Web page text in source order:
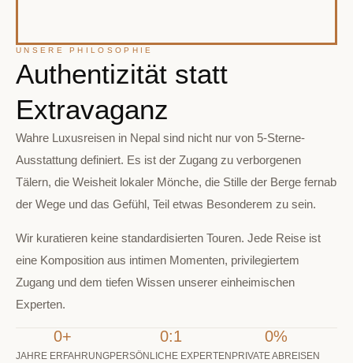
UNSERE PHILOSOPHIE
Authentizität statt
Extravaganz
Wahre Luxusreisen in Nepal sind nicht nur von 5-Sterne-
Ausstattung definiert. Es ist der Zugang zu verborgenen
Tälern, die Weisheit lokaler Mönche, die Stille der Berge fernab
der Wege und das Gefühl, Teil etwas Besonderem zu sein.
Wir kuratieren keine standardisierten Touren. Jede Reise ist
eine Komposition aus intimen Momenten, privilegiertem
Zugang und dem tiefen Wissen unserer einheimischen
Experten.
JAHRE ERFAHRUNG
0+
PERSÖNLICHE EXPERTEN
0:1
PRIVATE ABREISEN
0%